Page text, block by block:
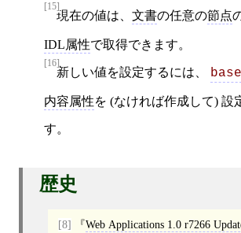
[15]
現在の値は、 文書の任意の節点
IDL属性で取得できます。
[16]
新しい値を設定するには、 base
内容属性を (なければ作成して) 設
す。
歴史
[8]
Web Applications 1.0 r7266 Update handling of